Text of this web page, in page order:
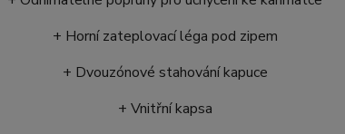
+ Horní zateplovací léga pod zipem
+ Dvouzónové stahování kapuce
+ Vnitřní kapsa